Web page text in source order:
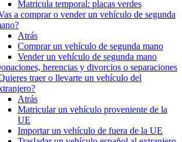
Matricula temporal: placas verdes
a comprar o vender un vehículo de segunda
Atrás
Comprar un vehículo de segunda mano
Vender un vehículo de segunda mano
herencias y divorcios o separaciones
traer o llevarte un vehículo del
Atrás
Matricular un vehículo proveniente de la
UE
Importar un vehículo de fuera de la UE